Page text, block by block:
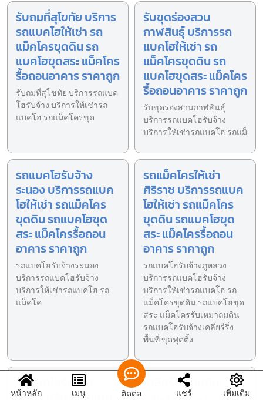
รับถมที่สุโขทัย บริการ
รถแบคโฮให้เช่า รถ
แม็คโครขุดดิน รถ
แบคโฮขุดสระ แม็คโคร
รื้อถอนอาคาร ราคาถูก
รับถมที่สุโขทัย บริการรถแบค
โฮรับจ้าง บริการให้เช่ารถ
แบคโฮ รถแม็คโครขุด
รับขุดร่องสวน
กาฬสินธุ์ บริการรถ
แบคโฮให้เช่า รถ
แม็คโครขุดดิน รถ
แบคโฮขุดสระ แม็คโคร
รื้อถอนอาคาร ราคาถูก
รับขุดร่องสวนกาฬสินธุ์
บริการรถแบคโฮรับจ้าง
บริการให้เช่ารถแบคโฮ รถแม็
รถแบคโฮรับจ้าง
ระนอง บริการรถแบค
โฮให้เช่า รถแม็คโคร
ขุดดิน รถแบคโฮขุด
สระ แม็คโครรื้อถอน
อาคาร ราคาถูก
รถแบคโฮรับจ้างระนอง
บริการรถแบคโฮรับจ้าง
บริการให้เช่ารถแบคโฮ รถ
แม็คโค
รถแม็คโครให้เช่า
ศิริราช บริการรถแบค
โฮให้เช่า รถแม็คโคร
ขุดดิน รถแบคโฮขุด
สระ แม็คโครรื้อถอน
อาคาร ราคาถูก
รถแบคโฮรับจ้างภูหลวง
บริการรถแบคโฮรับจ้าง
บริการให้เช่ารถแบคโฮ รถ
แม็คโครขุดดิน รถแบคโฮขุด
สระ แม็คโครรับเหมาถมดิน
รถแบคโฮรับจ้างเคลียร์ริ่ง
พื้นที่ ขุดฟุตติ้ง
รถแบคโฮรับจ้าง
เคลียร์นิ่ง ถมดิน
หน้าหลัก เมนู ติดต่อ แชร์ เพิ่มเติม